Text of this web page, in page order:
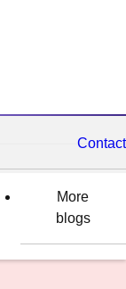
Contact
More
blogs